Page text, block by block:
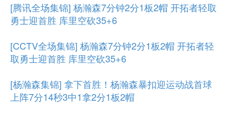
[腾讯全场集锦] 杨瀚森7分钟2分1板2帽 开拓者轻取
勇士迎首胜 库里空砍35+6
[CCTV全场集锦] 杨瀚森7分钟2分1板2帽 开拓者轻
取勇士迎首胜 库里空砍35+6
[杨瀚森集锦] 拿下首胜！杨瀚森暴扣迎运动战首球
上阵7分14秒3中1拿2分1板2帽